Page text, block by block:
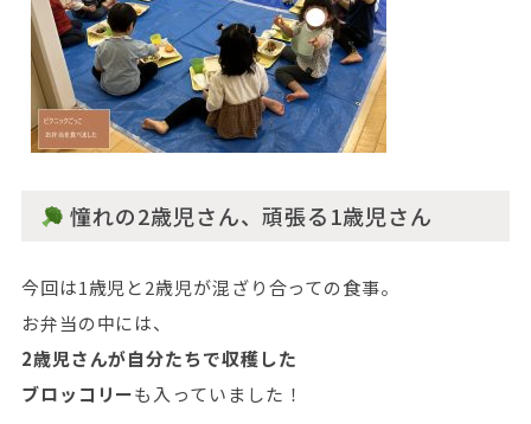
憧れの2歳児さん、頑張る1歳児さん
今回は1歳児と2歳児が混ざり合っての食事。
お弁当の中には、
2歳児さんが自分たちで収穫した
ブロッコリーも入っていました！